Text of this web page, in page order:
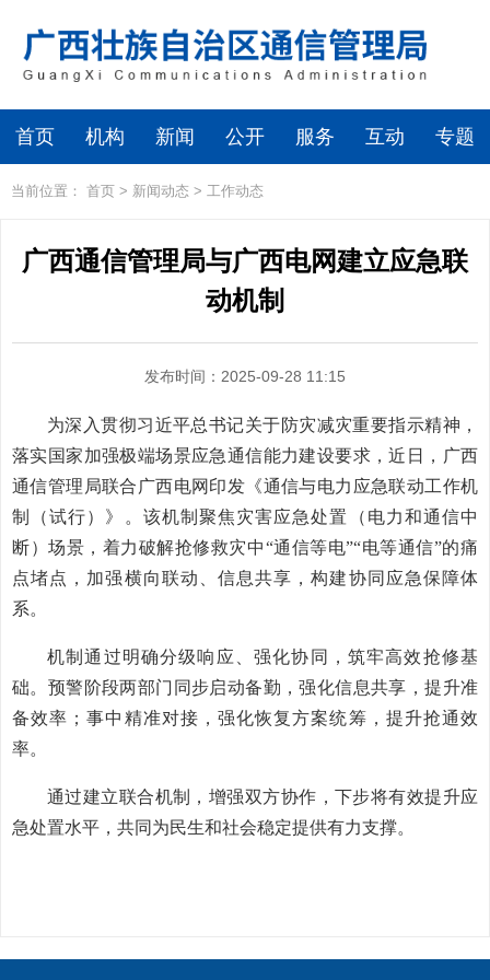
首页 机构 新闻 公开 服务 互动 专题
当前位置： 首页 > 新闻动态 > 工作动态
广西通信管理局与广西电网建立应急联
动机制
发布时间：2025-09-28 11:15
为深入贯彻习近平总书记关于防灾减灾重要指示精神，
落实国家加强极端场景应急通信能力建设要求，近日，广西
通信管理局联合广西电网印发《通信与电力应急联动工作机
制（试行）》。该机制聚焦灾害应急处置（电力和通信中
断）场景，着力破解抢修救灾中“通信等电”“电等通信”的痛
点堵点，加强横向联动、信息共享，构建协同应急保障体
系。
机制通过明确分级响应、强化协同，筑牢高效抢修基
础。预警阶段两部门同步启动备勤，强化信息共享，提升准
备效率；事中精准对接，强化恢复方案统筹，提升抢通效
率。
通过建立联合机制，增强双方协作，下步将有效提升应
急处置水平，共同为民生和社会稳定提供有力支撑。